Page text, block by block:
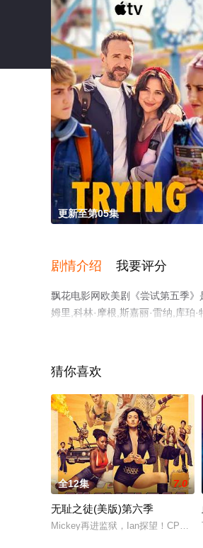
更新至第05集
剧情介绍 我要评分
飘花电影网欧美剧《尝试第五季》
姆里,科林·摩根,斯嘉丽·雷纳,库珀
高清未删减完整版电视剧全集就
。
猜你喜欢
全12集 7.0
无耻之徒(美版)第六季
Mickey再进监狱，Ian探望！CP党已